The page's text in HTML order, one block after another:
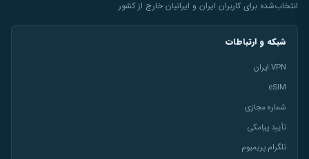
انتخاب‌شده برای کاربران ایران و ایرانیان خارج از کشور
شبکه و ارتباطات
VPN ایران
eSIM
شماره مجازی
تأیید پیامکی
تلگرام پریمیوم